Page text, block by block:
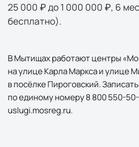
25 000 ₽ до 1 000 000 ₽, 6
бесплатно).
В Мытищах работают центры
на улице Карла Маркса и улице
в посёлке Пироговский.
по единому номеру 8 800 550-
uslugi.mosreg.ru.